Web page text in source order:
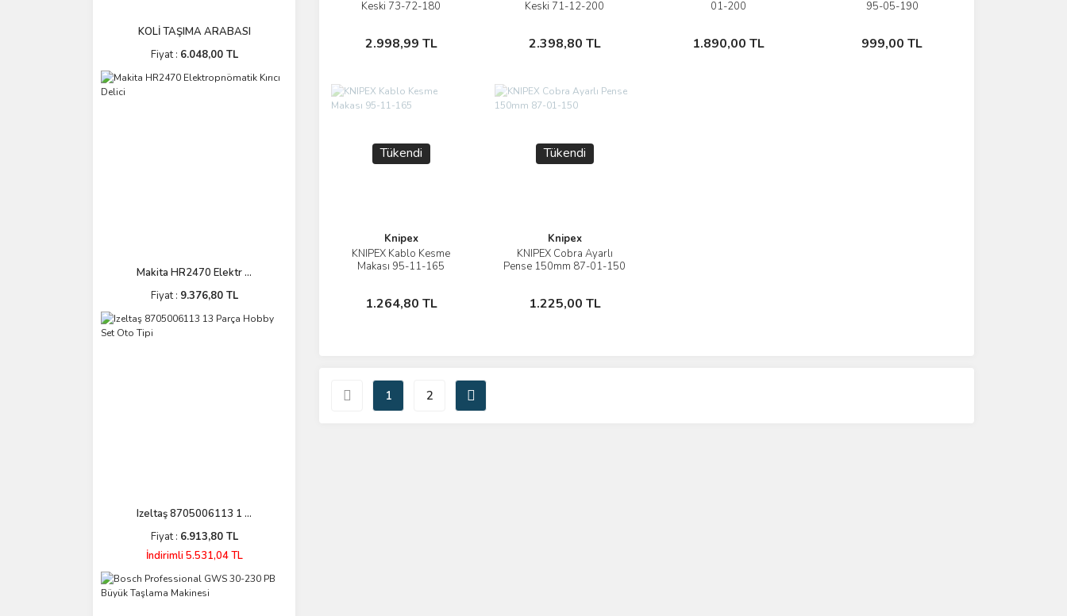
KOLİ TAŞIMA ARABASI
Fiyat : 6.048,00 TL
Makita HR2470 Elektr ...
Fiyat : 9.376,80 TL
Izeltaş 8705006113 1 ...
Fiyat : 6.913,80 TL
İndirimli 5.531,04 TL
Keski 73-72-180
2.998,99 TL
Stokta Yok
Keski 71-12-200
2.398,80 TL
Stokta Yok
01-200
1.890,00 TL
Stokta Yok
95-05-190
999,00 TL
Stokta Yok
Tükendi
Knipex
KNIPEX Kablo Kesme
Makası 95-11-165
1.264,80 TL
İncele
Stokta Yok
Tükendi
Knipex
KNIPEX Cobra Ayarlı
Pense 150mm 87-01-150
1.225,00 TL
İncele
Stokta Yok
1 2